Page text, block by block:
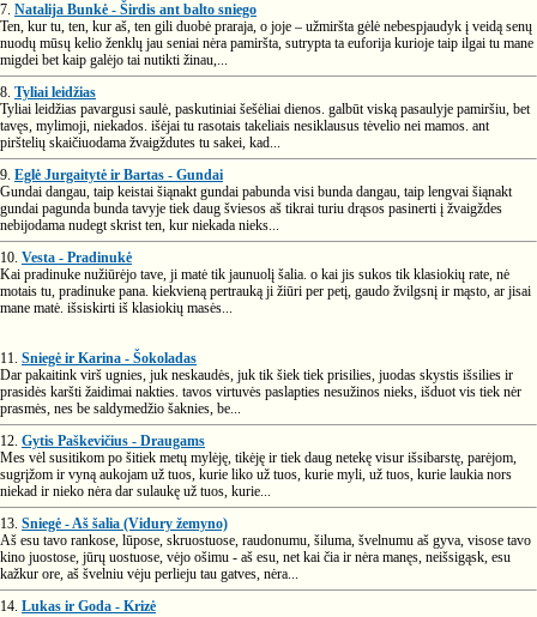
7. Natalija Bunkė - Širdis ant balto sniego
Ten, kur tu, ten, kur aš, ten gili duobė praraja, o joje – užmiršta gėlė nebespjaudyk į veidą senų
nuodų mūsų kelio ženklų jau seniai nėra pamiršta, sutrypta ta euforija kurioje taip ilgai tu mane
migdei bet kaip galėjo tai nutikti žinau,...
8. Tyliai leidžias
Tyliai leidžias pavargusi saulė, paskutiniai šešėliai dienos. galbūt viską pasaulyje pamiršiu, bet
tavęs, mylimoji, niekados. išėjai tu rasotais takeliais nesiklausus tėvelio nei mamos. ant
pirštelių skaičiuodama žvaigždutes tu sakei, kad...
9. Eglė Jurgaitytė ir Bartas - Gundai
Gundai dangau, taip keistai šiąnakt gundai pabunda visi bunda dangau, taip lengvai šiąnakt
gundai pagunda bunda tavyje tiek daug šviesos aš tikrai turiu drąsos pasinerti į žvaigždes
nebijodama nudegt skrist ten, kur niekada nieks...
10. Vesta - Pradinukė
Kai pradinuke nužiūrėjo tave, ji matė tik jaunuolį šalia. o kai jis sukos tik klasiokių rate, nė
motais tu, pradinuke pana. kiekvieną pertrauką ji žiūri per petį, gaudo žvilgsnį ir mąsto, ar jisai
mane matė. išsiskirti iš klasiokių masės...
11. Sniegė ir Karina - Šokoladas
Dar pakaitink virš ugnies, juk neskaudės, juk tik šiek tiek prisilies, juodas skystis išsilies ir
prasidės karšti žaidimai nakties. tavos virtuvės paslapties nesužinos nieks, išduot vis tiek nėr
prasmės, nes be saldymedžio šaknies, be...
12. Gytis Paškevičius - Draugams
Mes vėl susitikom po šitiek metų mylėję, tikėję ir tiek daug netekę visur išsibarstę, parėjom,
sugrįžom ir vyną aukojam už tuos, kurie liko už tuos, kurie myli, už tuos, kurie laukia nors
niekad ir nieko nėra dar sulaukę už tuos, kurie...
13. Sniegė - Aš šalia (Vidury žemyno)
Aš esu tavo rankose, lūpose, skruostuose, raudonumu, šiluma, švelnumu aš gyva, visose tavo
kino juostose, jūrų uostuose, vėjo ošimu - aš esu, net kai čia ir nėra manęs, neišsigąsk, esu
kažkur ore, aš švelniu vėju perlieju tau gatves, nėra...
14. Lukas ir Goda - Krizė